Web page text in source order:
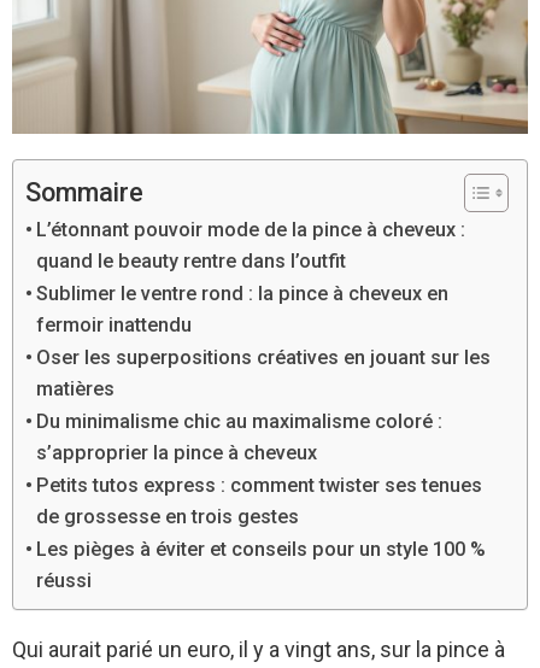
Sommaire
L’étonnant pouvoir mode de la pince à cheveux :
quand le beauty rentre dans l’outfit
Sublimer le ventre rond : la pince à cheveux en
fermoir inattendu
Oser les superpositions créatives en jouant sur les
matières
Du minimalisme chic au maximalisme coloré :
s’approprier la pince à cheveux
Petits tutos express : comment twister ses tenues
de grossesse en trois gestes
Les pièges à éviter et conseils pour un style 100 %
réussi
Qui aurait parié un euro, il y a vingt ans, sur la pince à